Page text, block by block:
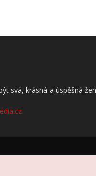
svá, krásná a úspěšná